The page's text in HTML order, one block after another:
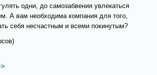
одни, до самозабвения увлекаться
А вам необходима компания для того,
себя несчастным и всеми покинутым?